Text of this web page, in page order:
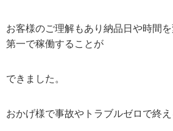
お客様のご理解もあり納品日や時間
第一で稼働することが
できました。
おかげ様で事故やトラブルゼロで終え